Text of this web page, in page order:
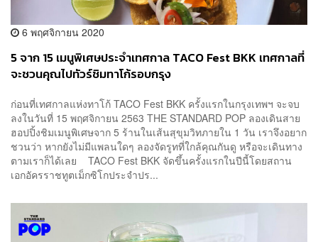
6 พฤศจิกายน 2020
5 จาก 15 เมนูพิเศษประจำเทศกาล TACO Fest BKK เทศกาลที่
จะชวนคุณไปทัวร์ชิมทาโก้รอบกรุง
ก่อนที่เทศกาลแห่งทาโก้ TACO Fest BKK ครั้งแรกในกรุงเทพฯ จะจบ
ลงในวันที่ 15 พฤศจิกายน 2563 THE STANDARD POP ลองเดินสาย
ฮอปปิ้งชิมเมนูพิเศษจาก 5 ร้านในเส้นสุขุมวิทภายใน 1 วัน เราจึงอยาก
ชวนว่า หากยังไม่มีแพลนใดๆ ลองจัดรูทที่ใกล้คุณกันดู หรือจะเดินทาง
ตามเราก็ได้เลย TACO Fest BKK จัดขึ้นครั้งแรกในปีนี้โดยสถาน
เอกอัครราชทูตเม็กซิโกประจำปร...